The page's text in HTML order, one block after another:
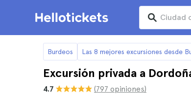
Burdeos Las 8 mejores excursiones desde
Excursión privada a
4.7 (797 opiniones)